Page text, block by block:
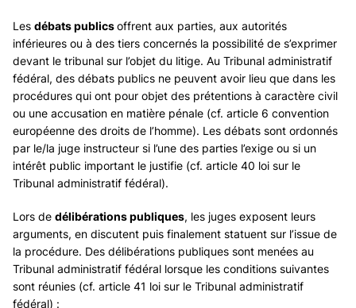
Les débats publicsoffrent aux parties, aux autorités
inférieures ou à des tiers concernés la possibilité de s’exprimer
devant le tribunal sur l’objet du litige. Au Tribunal administratif
fédéral, des débats publics ne peuvent avoir lieu que dans les
procédures qui ont pour objet des prétentions à caractère civil
ou une accusation en matière pénale (cf. article 6 convention
européenne des droits de l’homme). Les débats sont ordonnés
par le/la juge instructeur si l’une des parties l’exige ou si un
intérêt public important le justifie (cf. article 40 loi sur le
Tribunal administratif fédéral).
Lors de délibérations publiques, les juges exposent leurs
arguments, en discutent puis finalement statuent sur l’issue de
la procédure. Des délibérations publiques sont menées au
Tribunal administratif fédéral lorsque les conditions suivantes
sont réunies (cf. article 41 loi sur le Tribunal administratif
fédéral) :